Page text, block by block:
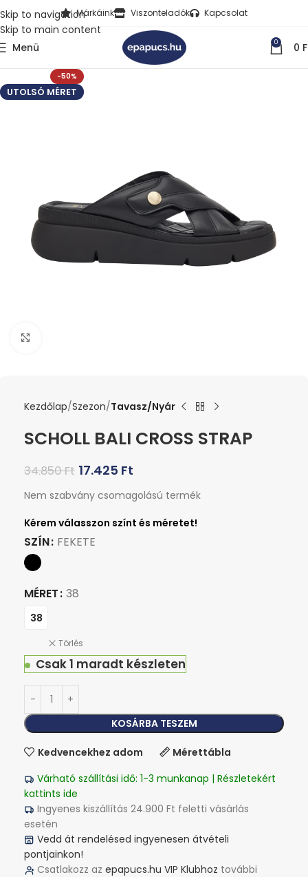
Skip to navigation
Skip to main content
Márkáink Viszonteladók Kapcsolat
Menü 0 0
-50%
UTOLSÓ MÉRET
Kezdőlap Szezon Tavasz/Nyár
SCHOLL BALI CROSS STRAP
34.850Ft 17.425 Ft
Nem szabvány csomagolású termék
SZÍN FEKETE
MÉRET 38
38
Törlés
Csak 1 maradt készleten
KOSÁRBA TESZEM
Kedvencekhez adom
Mérettábla
Várható szállítási idő: 1-3 munkanap | Részletekért
kattints ide
Ingyenes kiszállítás 24.900 Ft feletti vásárlás
esetén
Vedd át rendelésed ingyenesen átvételi
pontjainkon!
Csatlakozz az epapucs.hu VIP Klubhoz további